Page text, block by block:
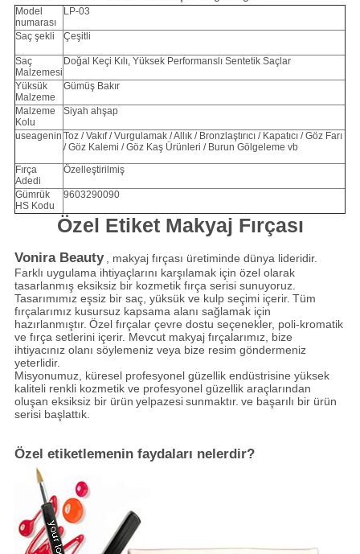
Model
numarası
LP-03
Saç şekli Çeşitli
Saç
Malzemesi
Doğal Keçi Kılı, Yüksek Performanslı Sentetik Saçlar
Yüksük
Malzeme
Gümüş Bakır
Malzeme
Kolu
Siyah ahşap
useagenin Toz / Vakıf / Vurgulamak / Allık / Bronzlaştırıcı / Kapatıcı / Göz Farı
/ Göz Kalemi / Göz Kaş Ürünleri / Burun Gölgeleme vb
Fırça
Adedi
Özelleştirilmiş
Gümrük
HS Kodu
9603290090
Özel Etiket Makyaj Fırçası
Vonira Beauty , makyaj fırçası üretiminde dünya lideridir.
Farklı uygulama ihtiyaçlarını karşılamak için özel olarak
tasarlanmış eksiksiz bir kozmetik fırça serisi sunuyoruz.
Tasarımımız eşsiz bir saç, yüksük ve kulp seçimi içerir. Tüm
fırçalarımız kusursuz kapsama alanı sağlamak için
hazırlanmıştır. Özel fırçalar çevre dostu seçenekler, poli-kromatik
ve fırça setlerini içerir. Mevcut makyaj fırçalarımız, bize
ihtiyacınız olanı söylemeniz veya bize resim göndermeniz
yeterlidir.
Misyonumuz, küresel profesyonel güzellik endüstrisine yüksek
kaliteli renkli kozmetik ve profesyonel güzellik araçlarından
oluşan eksiksiz bir ürün yelpazesisunmaktır. ve başarılı bir ürün
serisi başlattık.
Özel etiketlemenin faydaları nelerdir?